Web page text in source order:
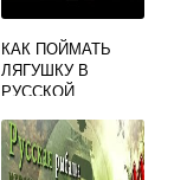
КАК ПОЙМАТЬ
ЛЯГУШКУ В
РУССКОЙ